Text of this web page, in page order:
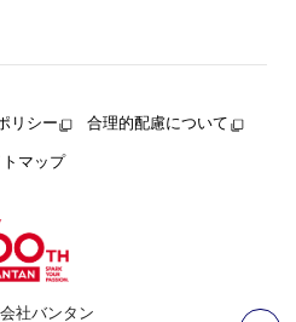
リシー 合理的配慮について
マップ
社バンタン